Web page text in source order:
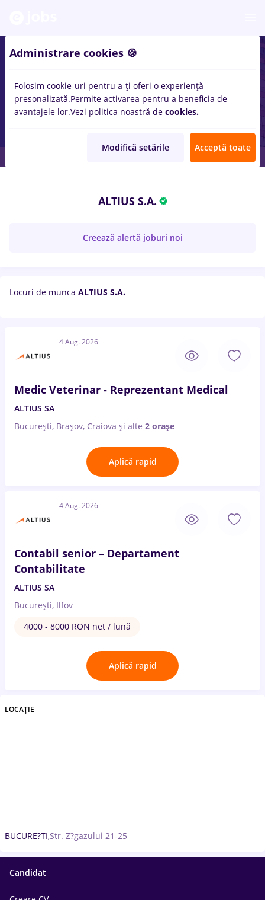
ALTIUS S.A.
Creează alertă joburi noi
Locuri de munca ALTIUS S.A.
4 Aug. 2026
Medic Veterinar - Reprezentant Medical
ALTIUS SA
București, Brașov, Craiova și alte 2 orașe
Aplică rapid
4 Aug. 2026
Contabil senior – Departament
Contabilitate
ALTIUS SA
București, Ilfov
4000 - 8000 RON net / lună
Aplică rapid
LOCAȚIE
BUCURE?TI,Str. Z?gazului 21-25
Candidat
Administrare cookies 🍪
Folosim cookie-uri pentru a-ți oferi o experiență
presonalizată.Permite activarea pentru a beneficia de
avantajele lor.Vezi politica noastră de cookies.
Modifică setările Acceptă toate